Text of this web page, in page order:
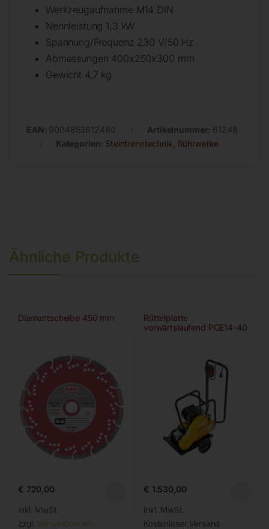
Werkzeugaufnahme M14 DIN
Nennleistung 1,3 kW
Spannung/Frequenz 230 V/50 Hz
Abmessungen 400x250x300 mm
Gewicht 4,7 kg
EAN: 9004853612480 Artikelnummer: 61248
Kategorien: Steintrenntechnik Rührwerke
Ähnliche Produkte
Diamantscheibe 450 mm
€ 720,00
inkl. MwSt.
zzgl. Versandkosten
Rüttelplatte
vorwärtslaufend PCE14-40
€ 1.530,00
inkl. MwSt.
Kostenloser Versand